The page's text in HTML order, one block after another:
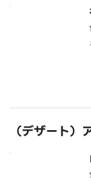
（デザート）